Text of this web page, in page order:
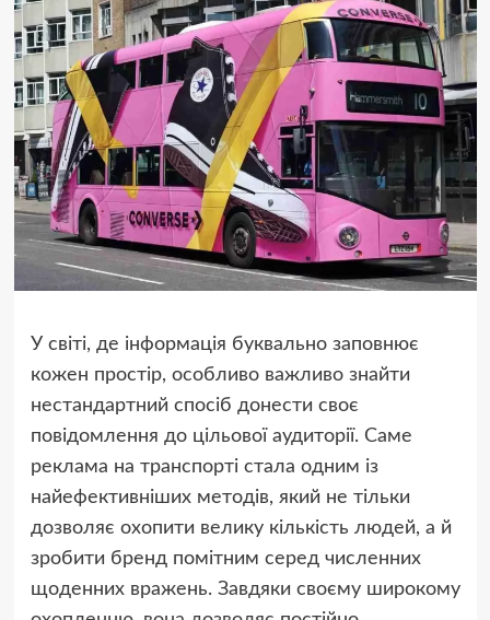
У світі, де інформація буквально заповнює
кожен простір, особливо важливо знайти
нестандартний спосіб донести своє
повідомлення до цільової аудиторії. Саме
реклама на транспорті стала одним із
найефективніших методів, який не тільки
дозволяє охопити велику кількість людей, а й
зробити бренд помітним серед численних
щоденних вражень. Завдяки своєму широкому